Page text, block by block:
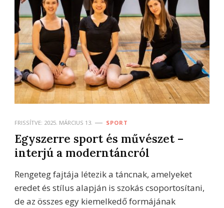
FRISSÍTVE: 2025. MÁRCIUS 13. SPORT
Egyszerre sport és művészet –
interjú a moderntáncról
Rengeteg fajtája létezik a táncnak, amelyeket
eredet és stílus alapján is szokás csoportosítani,
de az összes egy kiemelkedő formájának